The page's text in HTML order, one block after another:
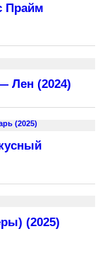
Прайм
Лен (2024)
(2025)